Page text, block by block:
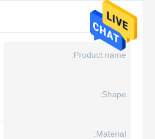
Product name:
Shape:
Material: